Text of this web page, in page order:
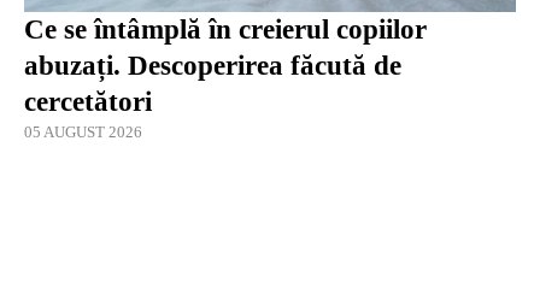
Ce se întâmplă în creierul copiilor
abuzați. Descoperirea făcută de
cercetători
05 AUGUST 2026